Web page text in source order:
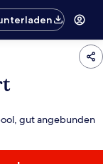
gut angebunden